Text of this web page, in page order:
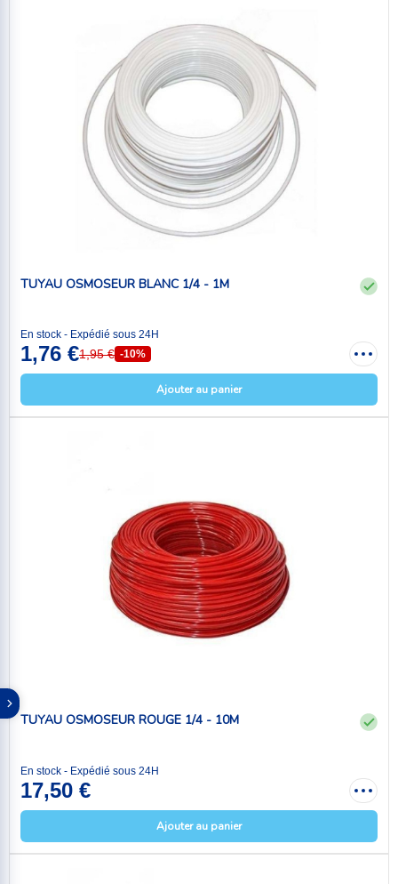
TUYAU OSMOSEUR BLANC 1/4 - 1M
En stock - Expédié sous 24H
1,76 €1,95 € -10%
Ajouter au panier
TUYAU OSMOSEUR ROUGE 1/4 - 10M
En stock - Expédié sous 24H
17,50 €
Ajouter au panier